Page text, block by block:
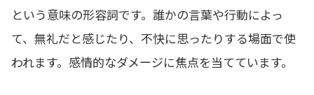
という意味の形容詞です。誰かの言葉や行動によっ
て、無礼だと感じたり、不快に思ったりする場面で使
われます。感情的なダメージに焦点を当てています。